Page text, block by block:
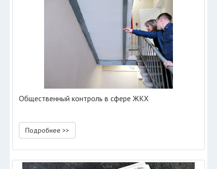
Общественный контроль в сфере ЖКХ
Подробнее >>